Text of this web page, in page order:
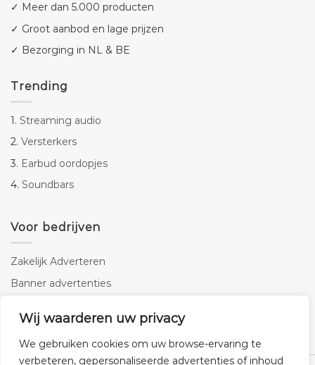
Wij waarderen uw privacy
We gebruiken cookies om uw browse-ervaring te
verbeteren, gepersonaliseerde advertenties of inhoud
✓ Meer dan 5.000 producten
✓ Groot aanbod en lage prijzen
✓ Bezorging in NL & BE
Trending
1. Streaming audio
2. Versterkers
3. Earbud oordopjes
4. Soundbars
Voor bedrijven
Zakelijk Adverteren
Banner advertenties
SEO copywriting